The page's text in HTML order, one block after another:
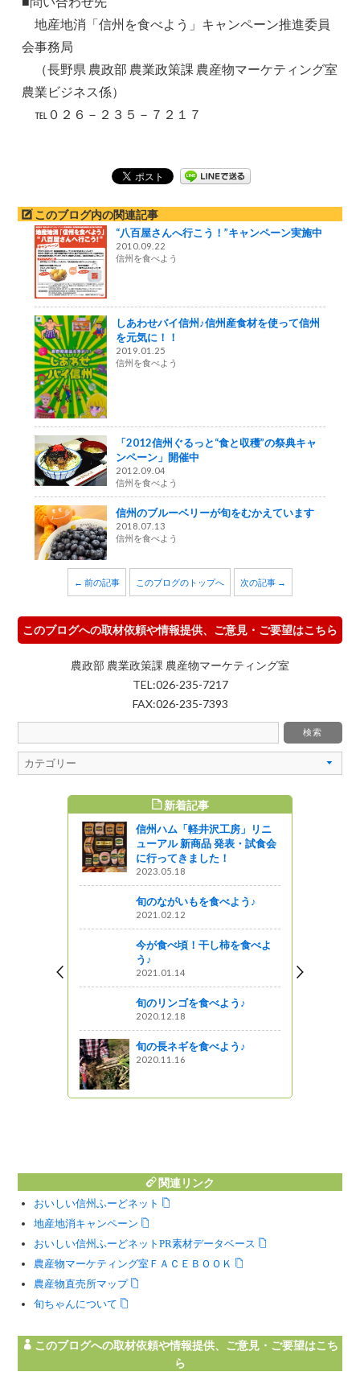
地産地消「信州を食べよう」キャンペーン推進委員
会事務局
（長野県 農政部 農業政策課 農産物マーケティング室
農業ビジネス係）
℡０２６－２３５－７２１７
このブログ内の関連記事
“八百屋さんへ行こう！”キャンペーン実施中
2010.09.22
信州を食べよう
しあわせバイ信州♪信州産食材を使って信州
を元気に！！
2019.01.25
信州を食べよう
「2012信州ぐるっと“食と収穫”の祭典キャ
ンペーン」開催中
2012.09.04
信州を食べよう
信州のブルーベリーが旬をむかえています
2018.07.13
信州を食べよう
← 前の記事 このブログのトップへ 次の記事 →
このブログへの取材依頼や情報提供、ご意見・ご要望はこちら
農政部 農業政策課 農産物マーケティング室
TEL:026-235-7217
FAX:026-235-7393
新着記事
信州ハム「軽井沢工房」リニ
ューアル 新商品 発表・試食会
に行ってきました！
2023.05.18
旬のながいもを食べよう♪
2021.02.12
今が食べ頃！干し柿を食べよ
う♪
2021.01.14
旬のリンゴを食べよう♪
2020.12.18
旬の長ネギを食べよう♪
2020.11.16
関連リンク
おいしい信州ふーどネット
地産地消キャンペーン
おいしい信州ふーどネットPR素材データベース
農産物マーケティング室ＦＡＣＥＢＯＯＫ
農産物直売所マップ
旬ちゃんについて
このブログへの取材依頼や情報提供、ご意見・ご要望はこち
ら